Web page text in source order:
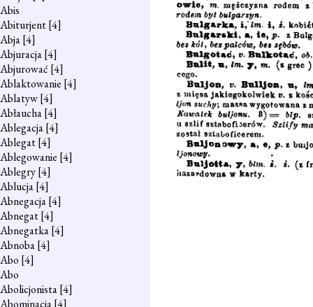
Abis
Abiturjent[4]
Abja[4]
Abjuracja[4]
Abjurować [4]
Ablaktowanie [4]
Ablatyw[4]
Abłaucha[4]
Ablegacja[4]
Ablegat[4]
Ablegowanie [4]
Ablegry[4]
Ablucja[4]
Abnegacja[4]
Abnegat[4]
Abnegatka[4]
Abnoba[4]
Abo [4]
Abo
Abolicjonista[4]
Abominacja[4]